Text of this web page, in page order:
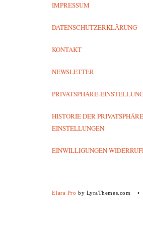
IMPRESSUM
DATENSCHUTZERKLÄRUNG
KONTAKT
NEWSLETTER
PRIVATSPHÄRE-
HISTORIE DER
EINSTELLUNGEN
EINWILLIGUNGEN
Elara Pro by LyraThemes.com